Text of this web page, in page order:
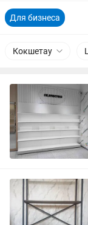
Для бизнеса
Кокшетау